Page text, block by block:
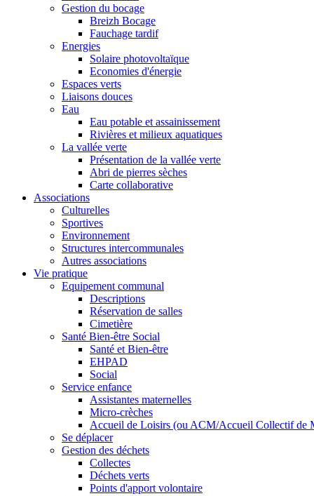
Gestion du bocage
Breizh Bocage
Fauchage tardif
Energies
Solaire photovoltaïque
Economies d'énergie
Espaces verts
Liaisons douces
Eau
Eau potable et assainissement
Rivières et milieux aquatiques
La vallée verte
Présentation de la vallée verte
Abri de pierres sèches
Carte collaborative
Associations
Culturelles
Sportives
Environnement
Structures intercommunales
Autres associations
Vie pratique
Equipement communal
Descriptions
Réservation de salles
Cimetière
Santé Bien-être Social
Santé et Bien-être
EHPAD
Social
Service enfance
Assistantes maternelles
Micro-crèches
Accueil de Loisirs (ou ACM/Accueil Collectif de
Se déplacer
Gestion des déchets
Collectes
Déchets verts
Points d'apport volontaire